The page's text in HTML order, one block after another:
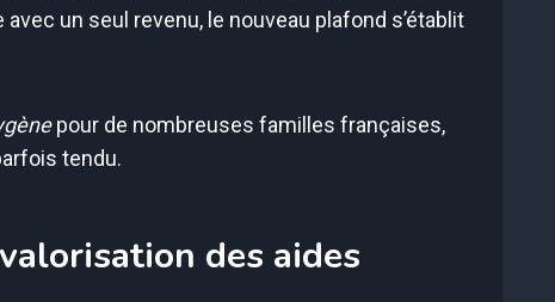
un seul revenu, le nouveau plafond s’établit
pour de nombreuses familles françaises,
tendu.
des aides